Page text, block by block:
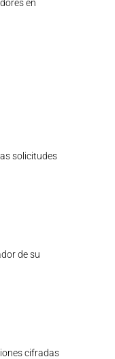
en
solicitudes
de su
cifradas